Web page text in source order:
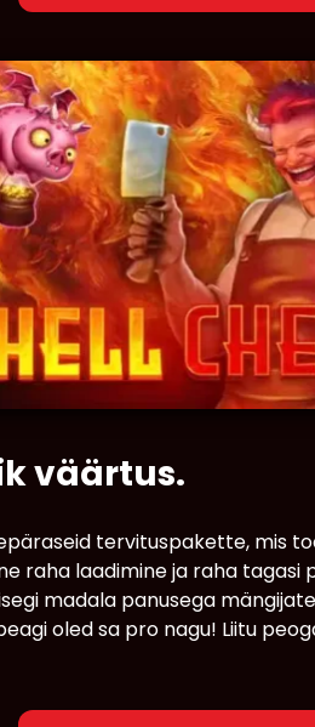
väärtus.
tervituspakette, mis
raha laadimine ja raha
madala panusega
oled sa pro nagu! Liitu